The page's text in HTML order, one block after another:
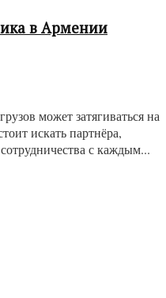
в Армении
может затягиваться на
искать партнёра,
с каждым...